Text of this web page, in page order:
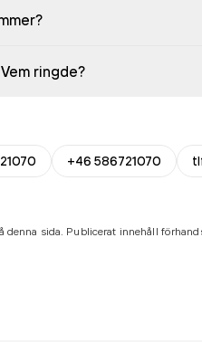
ringde?
+46 586721070
denna sida. Publicerat innehåll